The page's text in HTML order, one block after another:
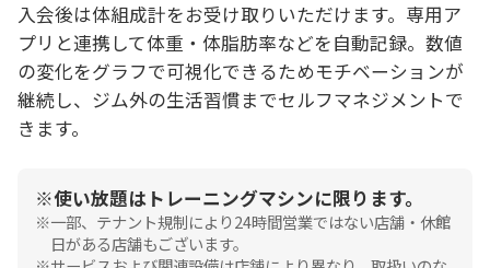
入会後は体組成計をお受け取りいただけます。専用ア
プリと連携して体重・体脂肪率などを自動記録。数値
の変化をグラフで可視化できるためモチベーションが
継続し、ジム外の生活習慣までセルフマネジメントで
きます。
使い放題はトレーニングマシンに限ります。
一部、テナント規制により24時間営業ではない店舗・休館
日がある店舗もございます。